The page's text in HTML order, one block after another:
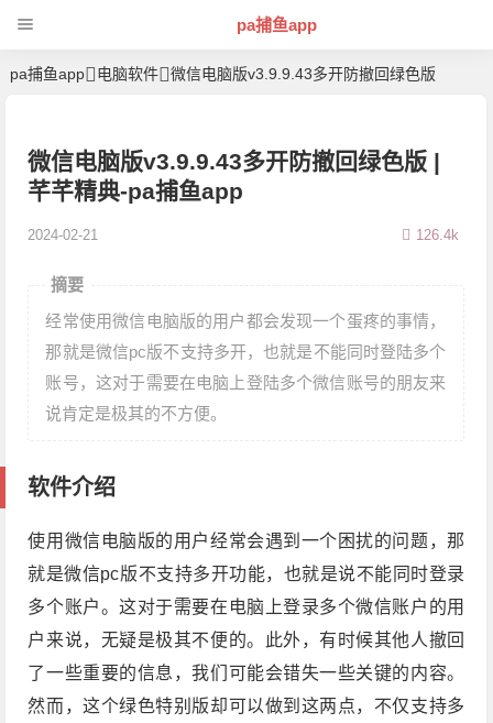
pa捕鱼app
pa捕鱼app 电脑软件 微信电脑版v3.9.9.43多开防撤回绿色版
微信电脑版v3.9.9.43多开防撤回绿色版 |
芊芊精典-pa捕鱼app
2024-02-21 126.4k
摘要
经常使用微信电脑版的用户都会发现一个蛋疼的事情，
那就是微信pc版不支持多开，也就是不能同时登陆多个
账号，这对于需要在电脑上登陆多个微信账号的朋友来
说肯定是极其的不方便。
软件介绍
使用微信电脑版的用户经常会遇到一个困扰的问题，那
就是微信pc版不支持多开功能，也就是说不能同时登录
多个账户。这对于需要在电脑上登录多个微信账户的用
户来说，无疑是极其不便的。此外，有时候其他人撤回
了一些重要的信息，我们可能会错失一些关键的内容。
然而，这个绿色特别版却可以做到这两点，不仅支持多